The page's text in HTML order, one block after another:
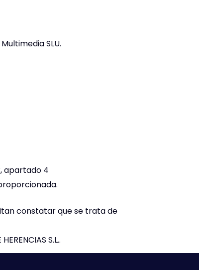
SLU.
apartado 4
constatar que se trata de
S.L..